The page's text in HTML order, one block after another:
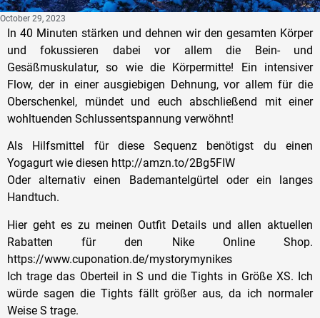
October 29, 2023
In 40 Minuten stärken und dehnen wir den gesamten Körper
und fokussieren dabei vor allem die Bein- und
Gesäßmuskulatur, so wie die Körpermitte! Ein intensiver
Flow, der in einer ausgiebigen Dehnung, vor allem für die
Oberschenkel, mündet und euch abschließend mit einer
wohltuenden Schlussentspannung verwöhnt!
Als Hilfsmittel für diese Sequenz benötigst du einen
Yogagurt wie diesen http://amzn.to/2Bg5FIW
Oder alternativ einen Bademantelgürtel oder ein langes
Handtuch.
Hier geht es zu meinen Outfit Details und allen aktuellen
Rabatten für den Nike Online Shop.
https://www.cuponation.de/mystorymynikes
Ich trage das Oberteil in S und die Tights in Größe XS. Ich
würde sagen die Tights fällt größer aus, da ich normaler
Weise S trage.